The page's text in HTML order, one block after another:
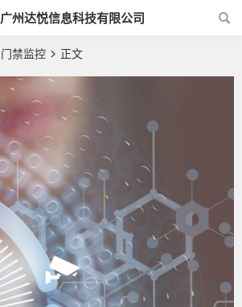
广州达悦信息科技有限公司
门禁监控 正文